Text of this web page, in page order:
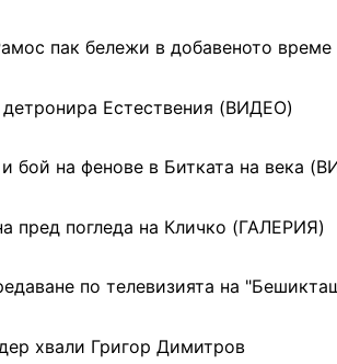
пак бележи в добавеното време
Естествения (ВИДЕО)
бой на фенове в Битката на века
пред погледа на Кличко (ГАЛЕРИЯ)
по телевизията на
хвали Григор Димитров